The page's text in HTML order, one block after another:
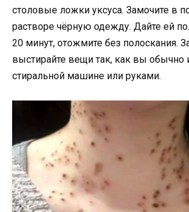
столовые ложки уксуса. Замочите в
растворе чёрную одежду. Дайте ей
20 минут, отожмите без полоскания.
выстирайте вещи так, как вы обычно
стиральной машине или руками.